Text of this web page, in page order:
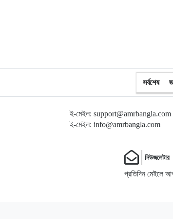
সর্বশেষ
ই-মেইল: support@amrbangla.com
ই-মেইল: info@amrbangla.com
নিউজলেটার
প্রতিদিন মেইলে